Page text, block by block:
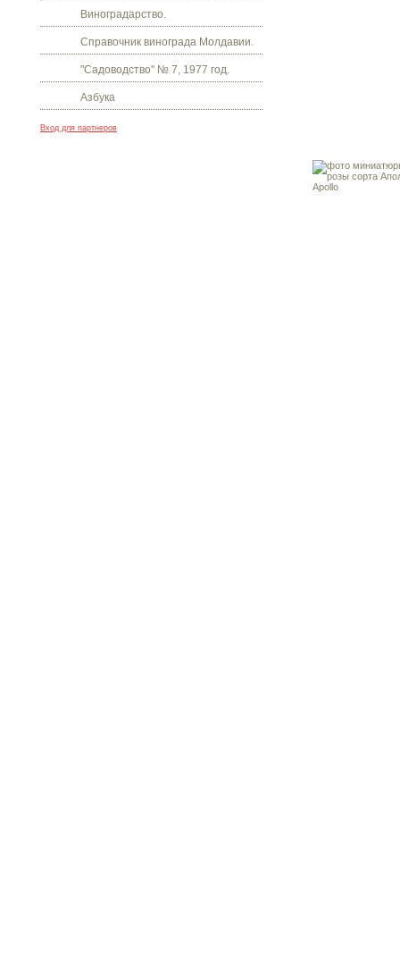
Виноградарство.
Справочник винограда Молдавии.
"Садоводство" № 7, 1977 год.
Азбука
Вход для партнеров